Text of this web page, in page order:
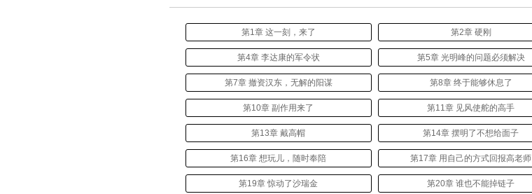
第1章 这一刻，来了 第2章 硬刚
第4章 李达康的军令状 第5章 光明峰的问题必须解决
第7章 撤资汉东，无解的阳谋 第8章 终于能够休息了
第10章 副作用来了 第11章 见风使舵的高手
第13章 戴高帽 第14章 摆明了不想给面子
第16章 想玩儿，随时奉陪 第17章 用自己的方式回报高老师
第19章 惊动了沙瑞金 第20章 谁也不能掉链子